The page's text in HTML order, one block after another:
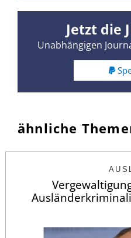
Jetzt die
Unabhängigen
ähnliche